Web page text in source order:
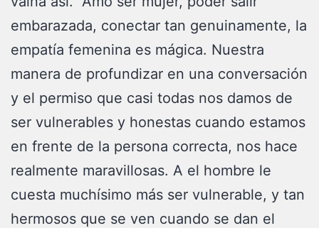
embarazada, conectar tan genuinamente, la
empatía femenina es mágica. Nuestra
manera de profundizar en una conversación
y el permiso que casi todas nos damos de
ser vulnerables y honestas cuando estamos
en frente de la persona correcta, nos hace
realmente maravillosas. A el hombre le
cuesta muchísimo más ser vulnerable, y tan
hermosos que se ven cuando se dan el